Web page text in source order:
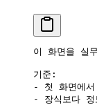
이 화면을 실
기준:
- 첫 화면에
- 장식보다 정